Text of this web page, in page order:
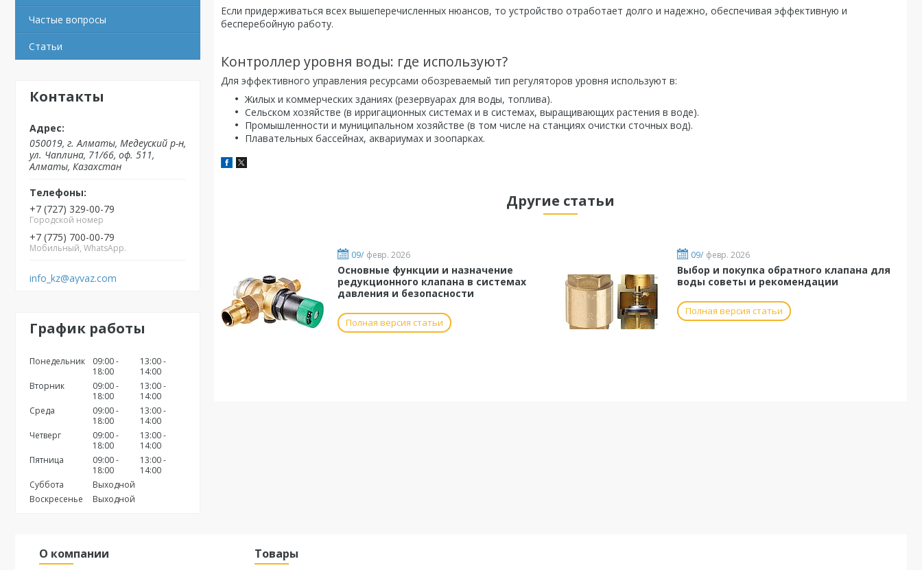
Частые вопросы
Статьи
Контакты
050019, г. Алматы, Медеуский р-н,
ул. Чаплина, 71/66, оф. 511,
Алматы, Казахстан
+7 (727) 329-00-79
Городской номер
+7 (775) 700-00-79
Мобильный, WhatsApp.
info_kz@ayvaz.com
График работы
Понедельник
09:00
18:00
13:00
14:00
Вторник
09:00
18:00
13:00
14:00
Среда
09:00
18:00
13:00
14:00
Четверг
09:00
18:00
13:00
14:00
Пятница
09:00
18:00
13:00
14:00
Суббота
Выходной
Воскресенье
Выходной
Если придерживаться всех вышеперечисленных нюансов, то устройство отработает долго и надежно, обеспечивая эффективную и
бесперебойную работу.
Контроллер уровня воды: где используют?
Для эффективного управления ресурсами обозреваемый тип регуляторов уровня используют в:
Жилых и коммерческих зданиях (резервуарах для воды, топлива).
Сельском хозяйстве (в ирригационных системах и в системах, выращивающих растения в воде).
Промышленности и муниципальном хозяйстве (в том числе на станциях очистки сточных вод).
Плавательных бассейнах, аквариумах и зоопарках.
Другие статьи
09/ февр. 2026
Основные функции и назначение
редукционного клапана в системах
давления и безопасности
Полная версия статьи
09/ февр. 2026
Выбор и покупка обратного клапана для
воды советы и рекомендации
Полная версия статьи
О компании Товары